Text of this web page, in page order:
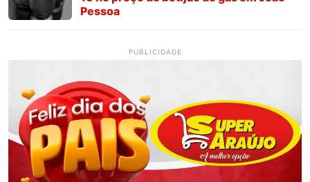
Pessoa
PUBLICIDADE